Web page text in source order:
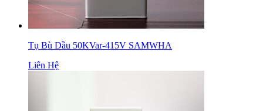
Tụ Bù Dầu 50KVar-415V SAMWHA
Liên Hệ